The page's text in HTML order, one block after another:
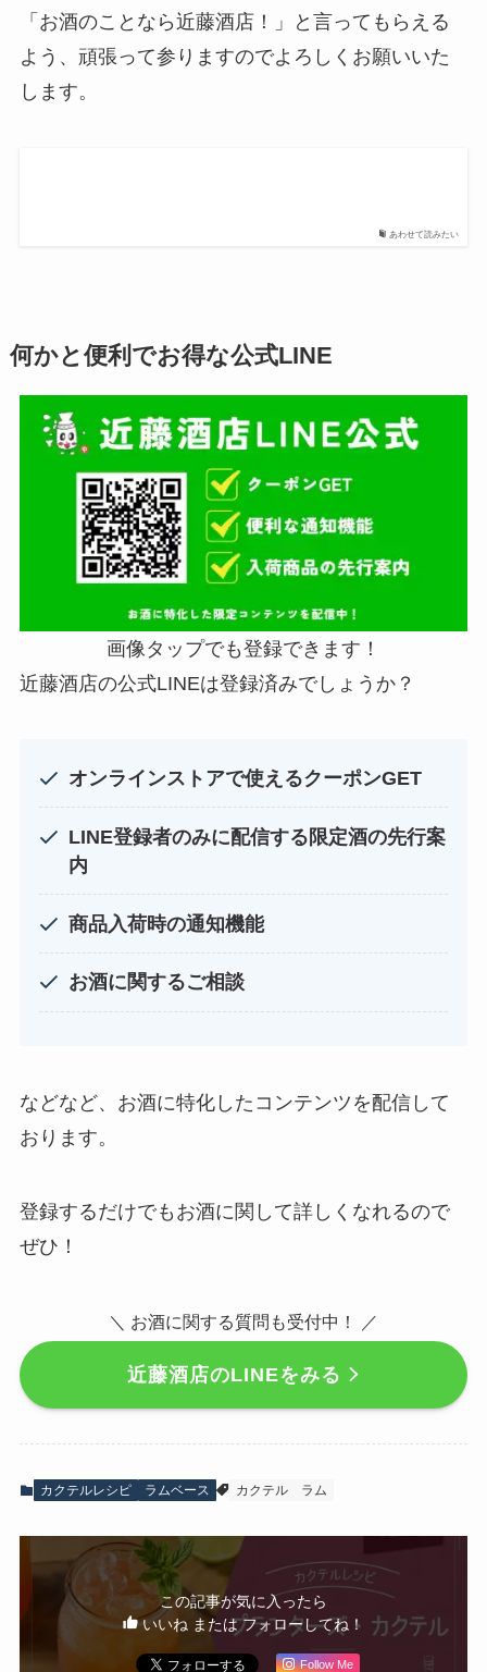
「お酒のことなら近藤酒店！」と言ってもらえる
よう、頑張って参りますのでよろしくお願いいた
します。
あわせて読みたい
何かと便利でお得な公式LINE
画像タップでも登録できます！
近藤酒店の公式LINEは登録済みでしょうか？
オンラインストアで使えるクーポンGET
LINE登録者のみに配信する限定酒の先行案
内
商品入荷時の通知機能
お酒に関するご相談
などなど、お酒に特化したコンテンツを配信して
おります。
登録するだけでもお酒に関して詳しくなれるので
ぜひ！
＼ お酒に関する質問も受付中！ ／
近藤酒店のLINEをみる
カクテルレシピ ラムベース カクテル ラム
この記事が気に入ったら
いいね または フォローしてね！
Follow Me